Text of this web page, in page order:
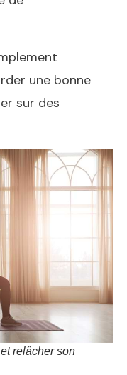
une bonne
sur des
relâcher son